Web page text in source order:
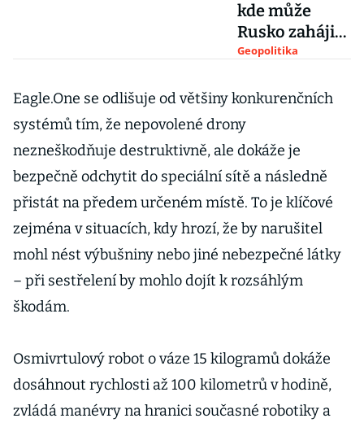
kde může
Rusko zahájit
válku proti
Estonsko patří
mezi horké
kandidáty
Geopolitika
Eagle.One se odlišuje od většiny konkurenčních
systémů tím, že nepovolené drony
nezneškodňuje destruktivně, ale dokáže je
bezpečně odchytit do speciální sítě a následně
přistát na předem určeném místě. To je klíčové
zejména v situacích, kdy hrozí, že by narušitel
mohl nést výbušniny nebo jiné nebezpečné látky
– při sestřelení by mohlo dojít k rozsáhlým
škodám.
Osmivrtulový robot o váze 15 kilogramů dokáže
dosáhnout rychlosti až 100 kilometrů v hodině,
zvládá manévry na hranici současné robotiky a